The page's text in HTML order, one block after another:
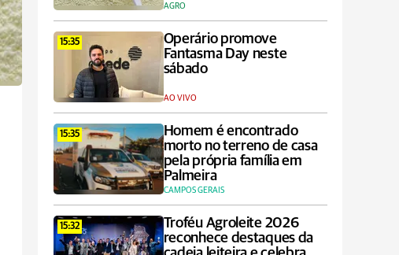
AGRO
15:35
Operário promove
Fantasma Day neste
sábado
AO VIVO
15:35
Homem é encontrado
morto no terreno de casa
pela própria família em
Palmeira
CAMPOS GERAIS
15:32
Troféu Agroleite 2026
reconhece destaques da